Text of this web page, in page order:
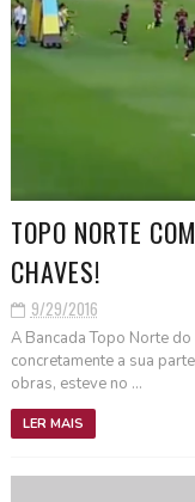
TOPO NORTE
CHAVES!
9/29/2016
A Bancada Topo Norte
concretamente a sua
obras, esteve no ...
LER MAIS